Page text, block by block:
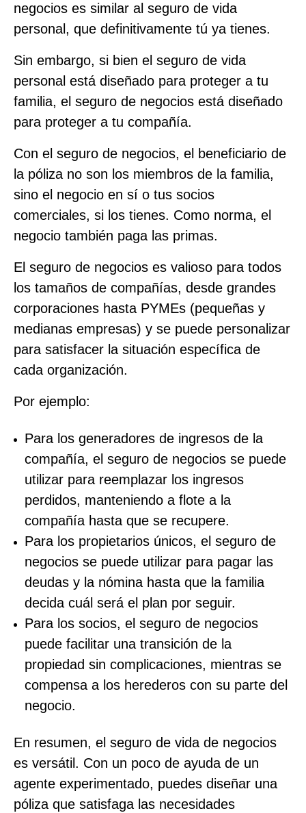
negocios es similar al seguro de vida
personal, que definitivamente tú ya tienes.
Sin embargo, si bien el seguro de vida
personal está diseñado para proteger a tu
familia, el seguro de negocios está diseñado
para proteger a tu compañía.
Con el seguro de negocios, el beneficiario de
la póliza no son los miembros de la familia,
sino el negocio en sí o tus socios
comerciales, si los tienes. Como norma, el
negocio también paga las primas.
El seguro de negocios es valioso para todos
los tamaños de compañías, desde grandes
corporaciones hasta PYMEs (pequeñas y
medianas empresas) y se puede personalizar
para satisfacer la situación específica de
cada organización.
Por ejemplo:
Para los generadores de ingresos de la
compañía, el seguro de negocios se puede
utilizar para reemplazar los ingresos
perdidos, manteniendo a flote a la
compañía hasta que se recupere.
Para los propietarios únicos, el seguro de
negocios se puede utilizar para pagar las
deudas y la nómina hasta que la familia
decida cuál será el plan por seguir.
Para los socios, el seguro de negocios
puede facilitar una transición de la
propiedad sin complicaciones, mientras se
compensa a los herederos con su parte del
negocio.
En resumen, el seguro de vida de negocios
es versátil. Con un poco de ayuda de un
agente experimentado, puedes diseñar una
póliza que satisfaga las necesidades